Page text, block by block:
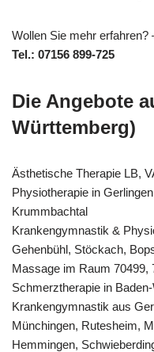
Wollen Sie mehr erfahren?
Tel.: 07156 899-725
Die Angebote
Württemberg)
Ästhetische Therapie LB,
Physiotherapie in
Krummbachtal
Krankengymnastik &
Gehenbühl, Stöckach,
Massage im Raum 70499,
Schmerztherapie in
Krankengymnastik aus
Münchingen, Rutesheim,
Hemmingen,